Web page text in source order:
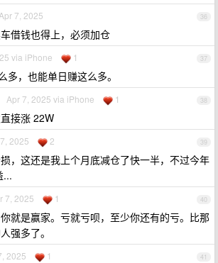
36
Apr 7, 2025
借钱也得上，必须加仓
37
via iPhone 1
多，也能单日赚这么多。
38
Apr 7, 2025 via iPhone 1
接涨 22W
39
2025 2
，这还是我上个月底减仓了快一半，不过今年
...
40
7, 2025 1
就是赢家。亏就亏呗，至少你还有的亏。比那
强多了。
41
2025 1